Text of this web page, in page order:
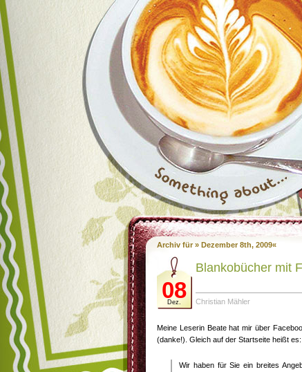
Archiv für » Dezember 8th, 2009«
08
Dez.
Blankobücher mit
Christian Mähler
Meine Leserin Beate hat mir über
(danke!). Gleich auf der Startseite heißt es:
Wir haben für Sie ein breites